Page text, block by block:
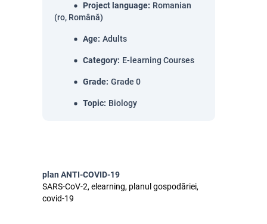
Project language: Romanian
(ro, Română)
Age: Adults
Category: E-learning Courses
Grade: Grade 0
Topic: Biology
plan ANTI-COVID-19
SARS-CoV-2, elearning, planul gospodăriei,
covid-19